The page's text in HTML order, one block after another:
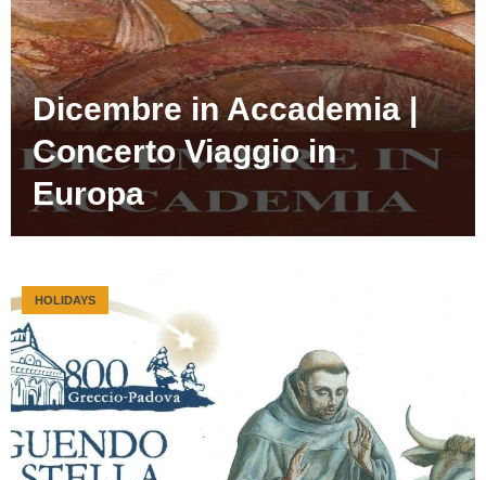
Dicembre in Accademia |
Concerto Viaggio in
Europa
HOLIDAYS